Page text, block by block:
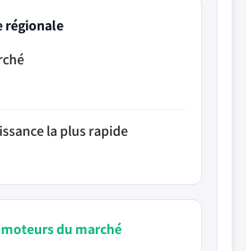
régionale
la plus rapide
du marché